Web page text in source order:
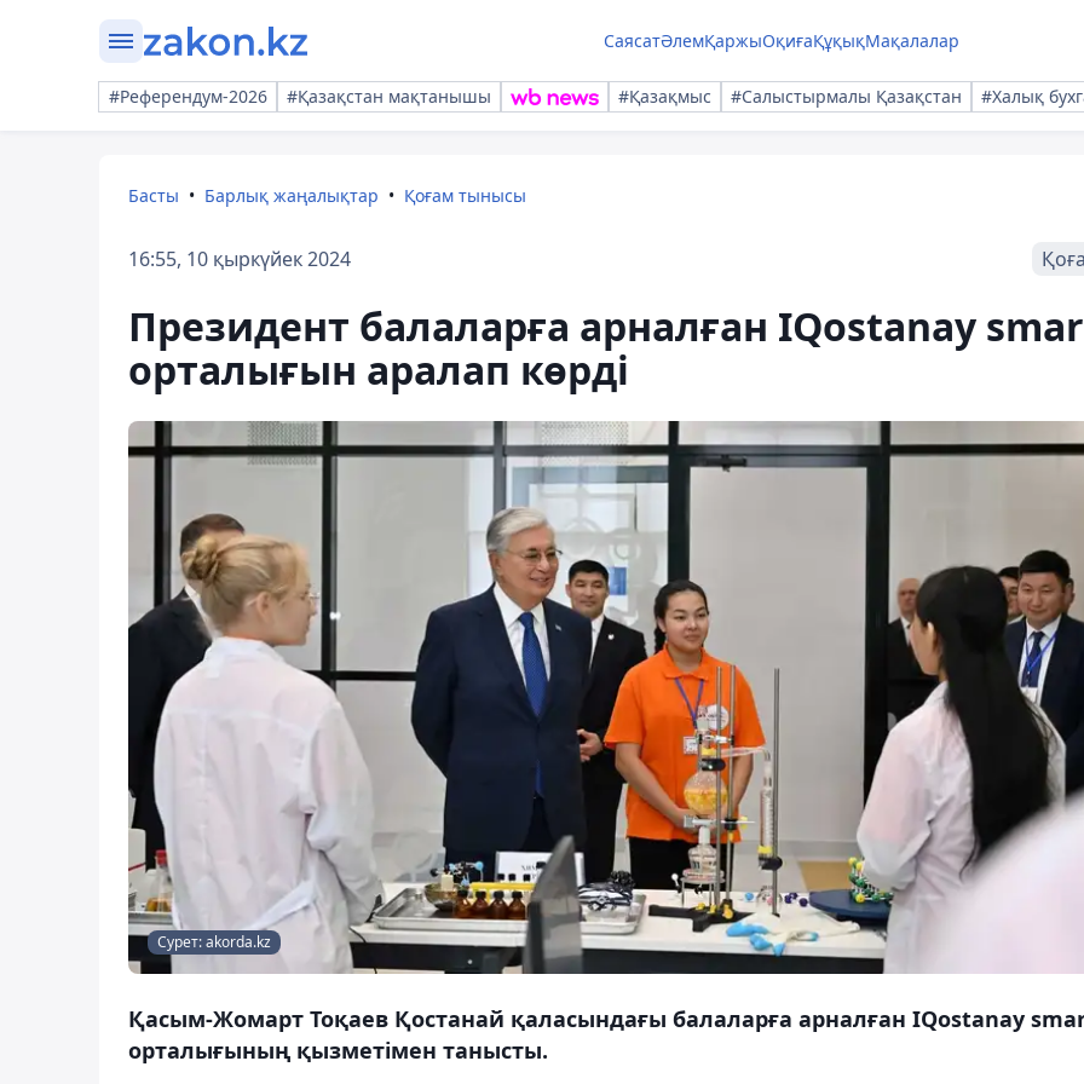
СаясатӘлемҚаржыОқиғаҚұқықМақалалар
#Референдум-2026 #Қазақстан мақтанышы #Қазақмыс #Салыстырмалы Қазақстан #Халық
Басты Барлық жаңалықтар Қоғам тынысы
16:55, 10 қыркүйек 2024
Президент балаларға арналған IQostanay
орталығын аралап көрді
Сурет: akorda.kz
Қасым-Жомарт Тоқаев Қостанай қаласындағы балаларға арналған IQostanay
орталығының қызметімен танысты.